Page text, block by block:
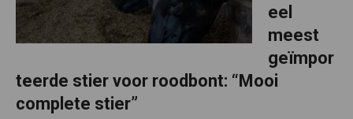
eel
meest
geïmpor
teerde stier voor roodbont: “Mooi
complete stier”